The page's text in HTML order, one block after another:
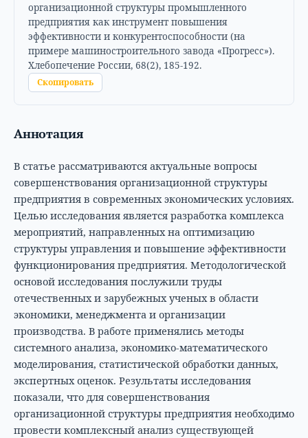
организационной структуры промышленного
предприятия как инструмент повышения
эффективности и конкурентоспособности (на
примере машиностроительного завода «Прогресс»).
Хлебопечение России, 68(2), 185-192.
Скопировать
Аннотация
В статье рассматриваются актуальные вопросы
совершенствования организационной структуры
предприятия в современных экономических условиях.
Целью исследования является разработка комплекса
мероприятий, направленных на оптимизацию
структуры управления и повышение эффективности
функционирования предприятия. Методологической
основой исследования послужили труды
отечественных и зарубежных ученых в области
экономики, менеджмента и организации
производства. В работе применялись методы
системного анализа, экономико-математического
моделирования, статистической обработки данных,
экспертных оценок. Результаты исследования
показали, что для совершенствования
организационной структуры предприятия необходимо
провести комплексный анализ существующей